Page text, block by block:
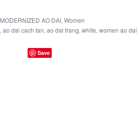
MODERNIZED AO DAI, Women
, ao dai cach tan, ao dai trang, white, women ao dai
Save